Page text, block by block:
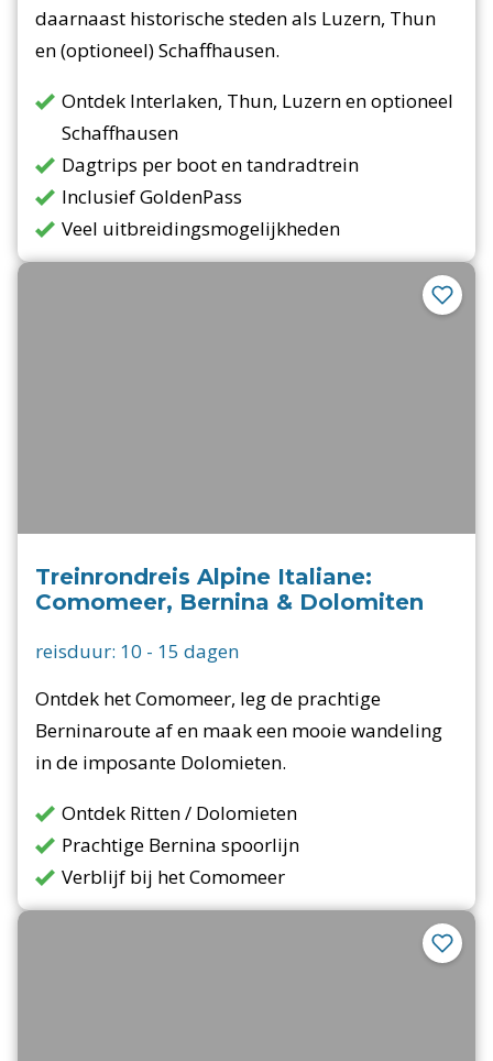
daarnaast historische steden als Luzern, Thun
en (optioneel) Schaffhausen.
Ontdek Interlaken, Thun, Luzern en optioneel
Schaffhausen
Dagtrips per boot en tandradtrein
Inclusief GoldenPass
Veel uitbreidingsmogelijkheden
Treinrondreis Alpine Italiane:
Comomeer, Bernina & Dolomiten
reisduur: 10 - 15 dagen
Ontdek het Comomeer, leg de prachtige
Berninaroute af en maak een mooie wandeling
in de imposante Dolomieten.
Ontdek Ritten / Dolomieten
Prachtige Bernina spoorlijn
Verblijf bij het Comomeer